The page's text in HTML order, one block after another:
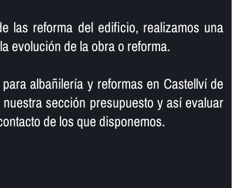
las reforma del edificio, realizamos una
evolución de la obra o reforma.
albañilerí­a y reformas en Castellví de
sección presupuesto y así­ evaluar
de los que disponemos.